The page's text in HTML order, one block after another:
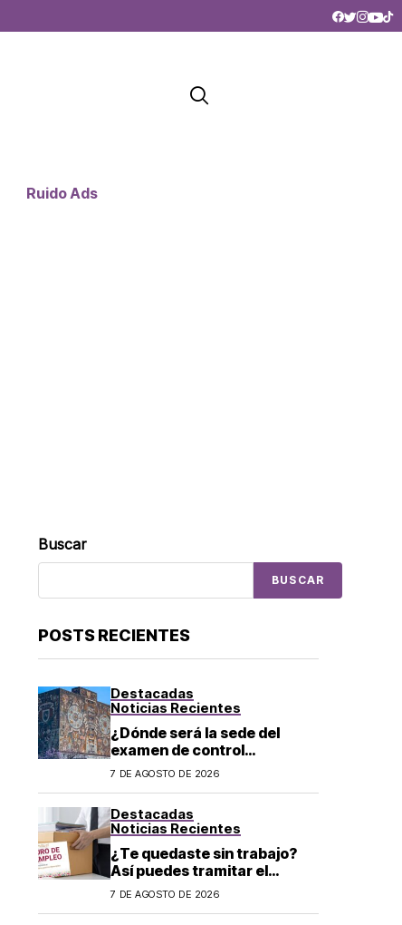
Ruido Ads
Buscar
BUSCAR
POSTS RECIENTES
Destacadas
Noticias Recientes
¿Dónde será la sede del
examen de control
presencial de de la UNAM en
7 DE AGOSTO DE 2026
Destacadas
Noticias Recientes
¿Te quedaste sin trabajo?
Así puedes tramitar el
Seguro de Desempleo CDMX
7 DE AGOSTO DE 2026